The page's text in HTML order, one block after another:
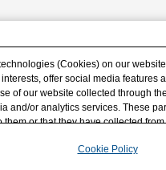
(Cookies) on our
offer social media features
of our website collected through
and/or analytics services. These
or that they have collected
Necessary Cookies, please
Cookie Policy